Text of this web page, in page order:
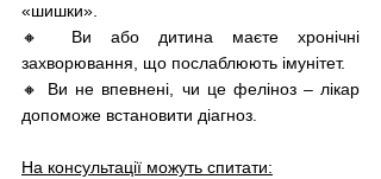
«шишки».
🔸 Ви або дитина маєте хронічні
захворювання, що послаблюють імунітет.
🔸 Ви не впевнені, чи це феліноз – лікар
допоможе встановити діагноз.
На консультації можуть спитати: